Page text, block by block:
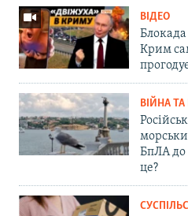
ВІДЕО
Блокада
Крим
ВІЙНА
БпЛА до
це?